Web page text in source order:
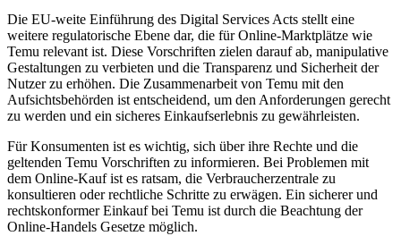
Die EU-weite Einführung des Digital Services Acts stellt eine
weitere regulatorische Ebene dar, die für Online-Marktplätze wie
Temu relevant ist. Diese Vorschriften zielen darauf ab, manipulative
Gestaltungen zu verbieten und die Transparenz und Sicherheit der
Nutzer zu erhöhen. Die Zusammenarbeit von Temu mit den
Aufsichtsbehörden ist entscheidend, um den Anforderungen gerecht
zu werden und ein sicheres Einkaufserlebnis zu gewährleisten.
Für Konsumenten ist es wichtig, sich über ihre Rechte und die
geltenden Temu Vorschriften zu informieren. Bei Problemen mit
dem Online-Kauf ist es ratsam, die Verbraucherzentrale zu
konsultieren oder rechtliche Schritte zu erwägen. Ein sicherer und
rechtskonformer Einkauf bei Temu ist durch die Beachtung der
Online-Handels Gesetze möglich.